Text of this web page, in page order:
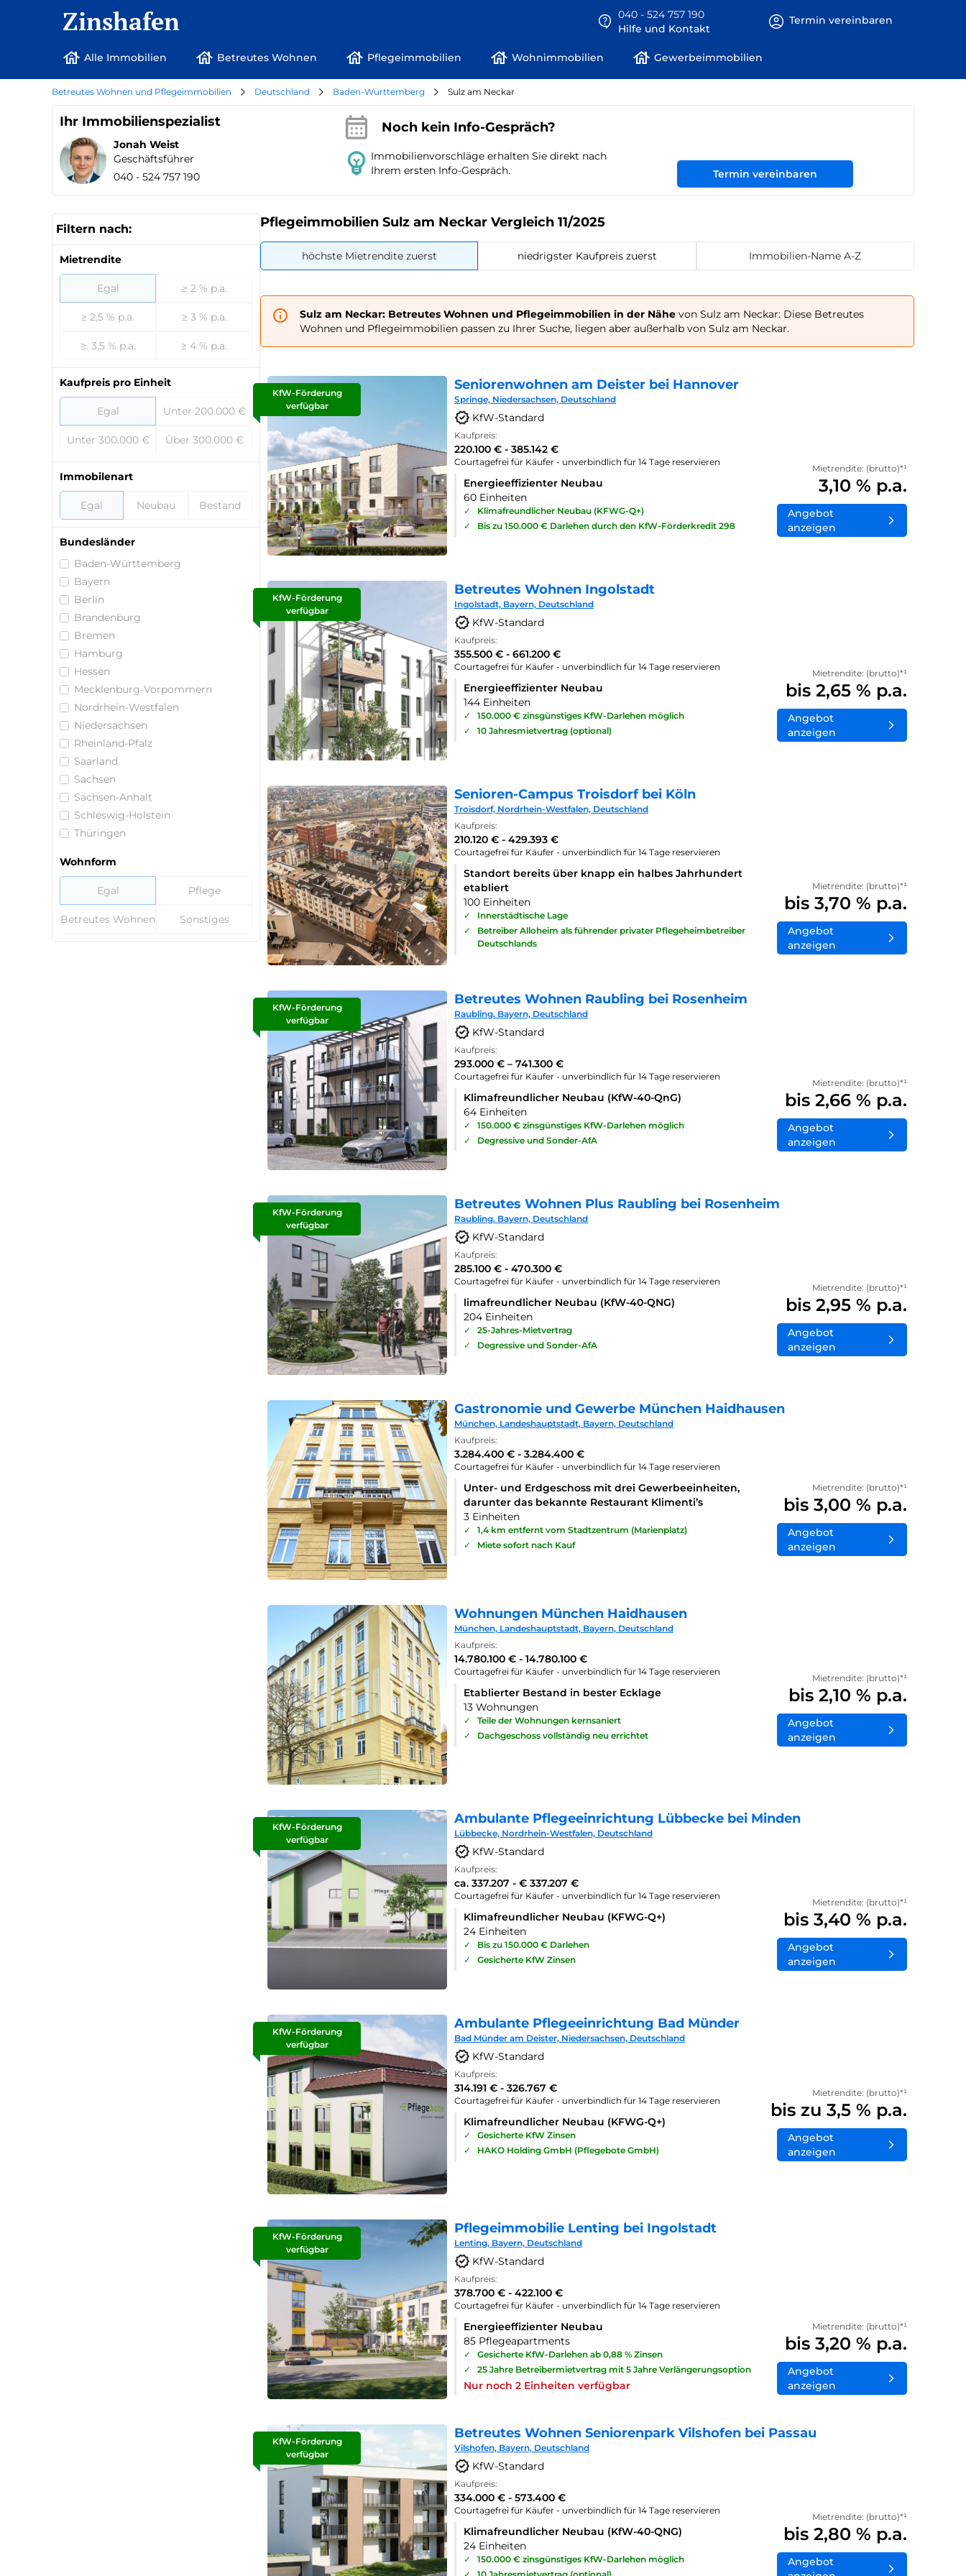
Zinshafen
040 - 524 757 190
Hilfe und Kontakt
Termin vereinbaren
Alle Immobilien Betreutes Wohnen Pflegeimmobilien Wohnimmobilien Gewerbeimmobilien
Betreutes Wohnen und Pflegeimmobilien Deutschland Baden-Württemberg Sulz am Neckar
Ihr Immobilienspezialist
Jonah Weist
Geschäftsführer
040 - 524 757 190
Noch kein Info-Gespräch?
Immobilienvorschläge erhalten Sie direkt nach
Ihrem ersten Info-Gespräch.
Termin vereinbaren
Filtern nach:
Mietrendite
Egal ≥ 2 % p.a.
≥ 2,5 % p.a. ≥ 3 % p.a.
≥. 3,5 % p.a. ≥ 4 % p.a.
Kaufpreis pro Einheit
Egal Unter 200.000 €
Unter 300.000 € Über 300.000 €
Immobilenart
Egal Neubau Bestand
Bundesländer
Baden-Württemberg
Bayern
Berlin
Brandenburg
Bremen
Hamburg
Hessen
Mecklenburg-Vorpommern
Nordrhein-Westfalen
Niedersachsen
Rheinland-Pfalz
Saarland
Sachsen
Sachsen-Anhalt
Schleswig-Holstein
Thüringen
Wohnform
Egal Pflege
Betreutes Wohnen Sonstiges
Pflegeimmobilien Sulz am Neckar Vergleich 11/2025
höchste Mietrendite zuerst niedrigster Kaufpreis zuerst Immobilien-Name A-Z
Sulz am Neckar: Betreutes Wohnen und Pflegeimmobilien in der Nähe von Sulz am Neckar: Diese Betreutes
Wohnen und Pflegeimmobilien passen zu Ihrer Suche, liegen aber außerhalb von Sulz am Neckar.
KfW-Förderung
verfügbar
Seniorenwohnen am Deister bei Hannover
Springe, Niedersachsen, Deutschland
KfW-Standard
Kaufpreis:
220.100 € - 385.142 €
Courtagefrei für Käufer - unverbindlich für 14 Tage reservieren
Energieeffizienter Neubau
60 Einheiten
✓
Klimafreundlicher Neubau (KFWG-Q+)
✓
Bis zu 150.000 € Darlehen durch den KfW-Förderkredit 298
Mietrendite: (brutto)*¹
3,10 % p.a.
Angebot
anzeigen
KfW-Förderung
verfügbar
Betreutes Wohnen Ingolstadt
Ingolstadt, Bayern, Deutschland
KfW-Standard
Kaufpreis:
355.500 € - 661.200 €
Courtagefrei für Käufer - unverbindlich für 14 Tage reservieren
Energieeffizienter Neubau
144 Einheiten
✓
150.000 € zinsgünstiges KfW-Darlehen möglich
✓
10 Jahresmietvertrag (optional)
Mietrendite: (brutto)*¹
bis 2,65 % p.a.
Angebot
anzeigen
Senioren-Campus Troisdorf bei Köln
Troisdorf, Nordrhein-Westfalen, Deutschland
Kaufpreis:
210.120 € - 429.393 €
Courtagefrei für Käufer - unverbindlich für 14 Tage reservieren
Standort bereits über knapp ein halbes Jahrhundert
etabliert
100 Einheiten
✓
Innerstädtische Lage
✓
Betreiber Alloheim als führender privater Pflegeheimbetreiber
Deutschlands
Mietrendite: (brutto)*¹
bis 3,70 % p.a.
Angebot
anzeigen
KfW-Förderung
verfügbar
Betreutes Wohnen Raubling bei Rosenheim
Raubling. Bayern, Deutschland
KfW-Standard
Kaufpreis:
293.000 € – 741.300 €
Courtagefrei für Käufer - unverbindlich für 14 Tage reservieren
Klimafreundlicher Neubau (KfW-40-QnG)
64 Einheiten
✓
150.000 € zinsgünstiges KfW-Darlehen möglich
✓
Degressive und Sonder-AfA
Mietrendite: (brutto)*¹
bis 2,66 % p.a.
Angebot
anzeigen
KfW-Förderung
verfügbar
Betreutes Wohnen Plus Raubling bei Rosenheim
Raubling. Bayern, Deutschland
KfW-Standard
Kaufpreis:
285.100 € - 470.300 €
Courtagefrei für Käufer - unverbindlich für 14 Tage reservieren
limafreundlicher Neubau (KfW-40-QNG)
204 Einheiten
✓
25-Jahres-Mietvertrag
✓
Degressive und Sonder-AfA
Mietrendite: (brutto)*¹
bis 2,95 % p.a.
Angebot
anzeigen
Gastronomie und Gewerbe München Haidhausen
München, Landeshauptstadt, Bayern, Deutschland
Kaufpreis:
3.284.400 € - 3.284.400 €
Courtagefrei für Käufer - unverbindlich für 14 Tage reservieren
Unter- und Erdgeschoss mit drei Gewerbeeinheiten,
darunter das bekannte Restaurant Klimenti’s
3 Einheiten
✓
1,4 km entfernt vom Stadtzentrum (Marienplatz)
✓
Miete sofort nach Kauf
Mietrendite: (brutto)*¹
bis 3,00 % p.a.
Angebot
anzeigen
Wohnungen München Haidhausen
München, Landeshauptstadt, Bayern, Deutschland
Kaufpreis:
14.780.100 € - 14.780.100 €
Courtagefrei für Käufer - unverbindlich für 14 Tage reservieren
Etablierter Bestand in bester Ecklage
13 Wohnungen
✓
Teile der Wohnungen kernsaniert
✓
Dachgeschoss vollständig neu errichtet
Mietrendite: (brutto)*¹
bis 2,10 % p.a.
Angebot
anzeigen
KfW-Förderung
verfügbar
Ambulante Pflegeeinrichtung Lübbecke bei Minden
Lübbecke, Nordrhein-Westfalen, Deutschland
KfW-Standard
Kaufpreis:
ca. 337.207 - € 337.207 €
Courtagefrei für Käufer - unverbindlich für 14 Tage reservieren
Klimafreundlicher Neubau (KFWG-Q+)
24 Einheiten
✓
Bis zu 150.000 € Darlehen
✓
Gesicherte KfW Zinsen
Mietrendite: (brutto)*¹
bis 3,40 % p.a.
Angebot
anzeigen
KfW-Förderung
verfügbar
Ambulante Pflegeeinrichtung Bad Münder
Bad Münder am Deister, Niedersachsen, Deutschland
KfW-Standard
Kaufpreis:
314.191 € - 326.767 €
Courtagefrei für Käufer - unverbindlich für 14 Tage reservieren
Klimafreundlicher Neubau (KFWG-Q+)
✓
Gesicherte KfW Zinsen
✓
HAKO Holding GmbH (Pflegebote GmbH)
Mietrendite: (brutto)*¹
bis zu 3,5 % p.a.
Angebot
anzeigen
KfW-Förderung
verfügbar
Pflegeimmobilie Lenting bei Ingolstadt
Lenting, Bayern, Deutschland
KfW-Standard
Kaufpreis:
378.700 € - 422.100 €
Courtagefrei für Käufer - unverbindlich für 14 Tage reservieren
Energieeffizienter Neubau
85 Pflegeapartments
✓
Gesicherte KfW-Darlehen ab 0,88 % Zinsen
✓
25 Jahre Betreibermietvertrag mit 5 Jahre Verlängerungsoption
Nur noch 2 Einheiten verfügbar
Mietrendite: (brutto)*¹
bis 3,20 % p.a.
Angebot
anzeigen
KfW-Förderung
verfügbar
Betreutes Wohnen Seniorenpark Vilshofen bei Passau
Vilshofen, Bayern, Deutschland
KfW-Standard
Kaufpreis:
334.000 € - 573.400 €
Courtagefrei für Käufer - unverbindlich für 14 Tage reservieren
Klimafreundlicher Neubau (KfW-40-QNG)
24 Einheiten
✓
150.000 € zinsgünstiges KfW-Darlehen möglich
Mietrendite: (brutto)*¹
bis 2,80 % p.a.
Angebot